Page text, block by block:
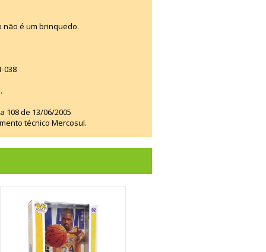
não é um brinquedo.
038
108 de 13/06/2005
técnico Mercosul.